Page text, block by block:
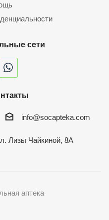
сети
info@socapteka.com
Лизы Чайкиной, 8А
аптека